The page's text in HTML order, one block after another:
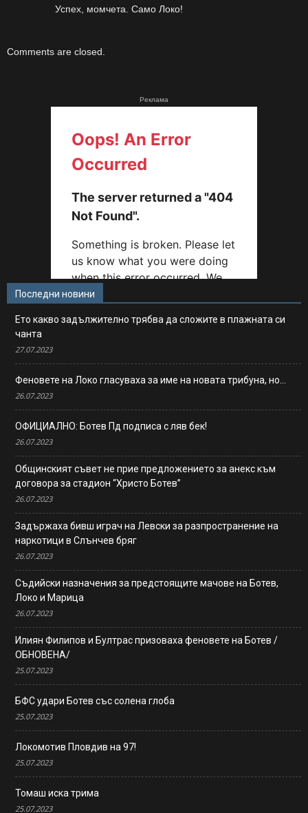
Успех, момчета. Само Локо!
Comments are closed.
Реклама
Последни новини
Ето какво задължително трябва да сложите в плажната си
чанта
27.07.2023
Феновете на Локо гласуваха за име на новата трибуна, но…
26.07.2023
ОФИЦИАЛНО: Ботев Пд подписа с ляв бек!
26.07.2023
Общинският съвет не прие предложението за анекс към
договора за стадион “Христо Ботев”
26.07.2023
Задържаха бивш играч на Левски за разпространение на
наркотици в Слънчев бряг
26.07.2023
Съдийски назначения за предстоящите мачове на Ботев,
Локо и Марица
26.07.2023
Илиян Филипов и Бултрас призоваха феновете на Ботев /
ОБНОВЕНА/
25.07.2023
БФС удари Ботев със солена глоба
25.07.2023
Локомотив Пловдив на 97!
25.07.2023
Томаш иска трима
25.07.2023